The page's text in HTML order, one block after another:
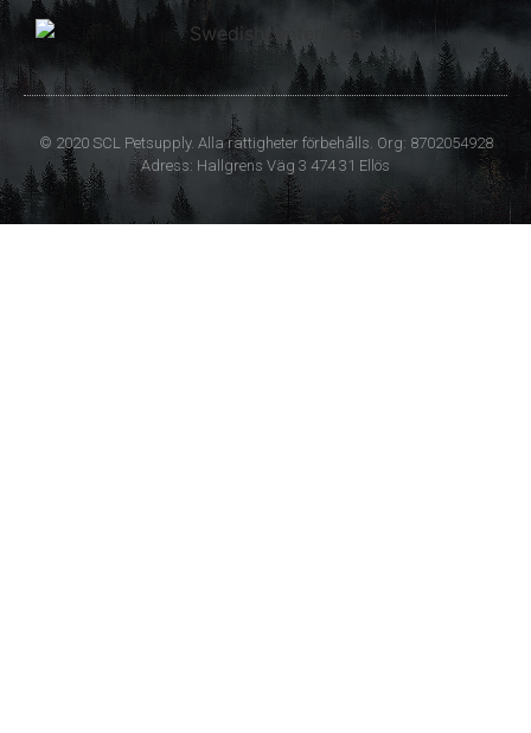
© 2020 SCL Petsupply. Alla rättigheter förbehålls. Org: 8702054928
Adress: Hallgrens Väg 3 474 31 Ellös